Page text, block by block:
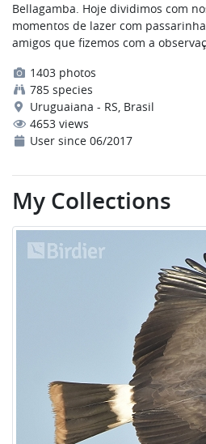
Bellagamba. Hoje dividimos com
momentos de lazer com
amigos que fizemos com a
1403 photos
785 species
Uruguaiana - RS, Brasil
4653 views
User since 06/2017
My Collections